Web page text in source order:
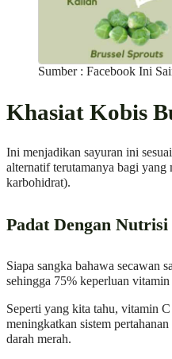
Sumber : Facebook Ini
Khasiat Kobis
Ini menjadikan sayuran ini
alternatif terutamanya bagi
karbohidrat).
Padat Dengan Nutrisi
Siapa sangka bahawa secawan
sehingga 75% keperluan
Seperti yang kita tahu, vitamin
meningkatkan sistem
darah merah.